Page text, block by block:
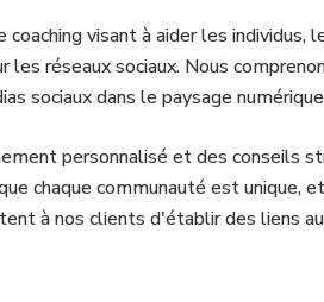
visant à aider les individus,
réseaux sociaux. Nous
sociaux dans le paysage
personnalisé et des conseils
chaque communauté est unique,
à nos clients d'établir des liens